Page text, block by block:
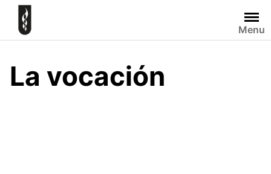
Skip
content
Menu
La vocación